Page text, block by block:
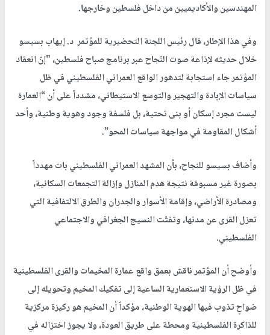
المهندسين والأكاديميين من داخل فلسطين وخارجها.
وفي هذا الإطار، قال رئيس اللجنة التحضيرية للمؤتمر د. إيهاب بسيسو
خلال حديثه لإذاعة صوت النّجاح عبر برنامج صباح فلسطين، "إنّ انعقاد
المؤتمر جاء استجابة لتدهور الواقع العمراني الفلسطيني في ظل
سياسات الإبادة والتهجير والتوسع الاستيطاني، مشدداً على أن “العمارة
ليست مجرد إسكان أو بنى تحتية، بل فلسفة وجود وهوية وطنية، وأحد
أشكال المقاومة في مواجهة سياسات المحو”.
وأضاف بسيسو للنجاح، بأن المشهد العمراني الفلسطيني بات مهدداً
بصورة غير مسبوقة نتيجة هدم المنازل وإزالة التجمعات السكانية،
ومصادرة الأراضي، وإقامة الأسوار والجدران والطرق الالتفافية التي
تعزل القرى عن مدنها، وتفتّت النسيج الجغرافي والاجتماعي
الفلسطيني.
وأوضح أن المؤتمر ناقش بعمق واقع عمارة المخيمات والقرى الفلسطينية
في ظل الرؤية الاستعمارية الساعية إلى تفكيك المخيم وتحويله إلى
ضواحٍ تذوب فيها الهوية الوطنية، مؤكداً أن المخيم هو ركيزة مركزية
للذاكرة الفلسطينية ومحطة على طريق العودة، ولا يجوز اختزاله في